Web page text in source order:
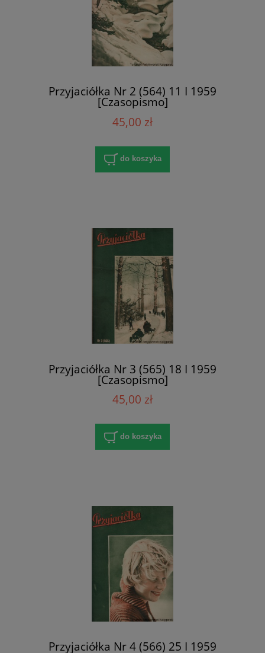
Przyjaciółka Nr 2 (564) 11 I 1959
[Czasopismo]
45,00 zł
do koszyka
Przyjaciółka Nr 3 (565) 18 I 1959
[Czasopismo]
45,00 zł
do koszyka
Przyjaciółka Nr 4 (566) 25 I 1959